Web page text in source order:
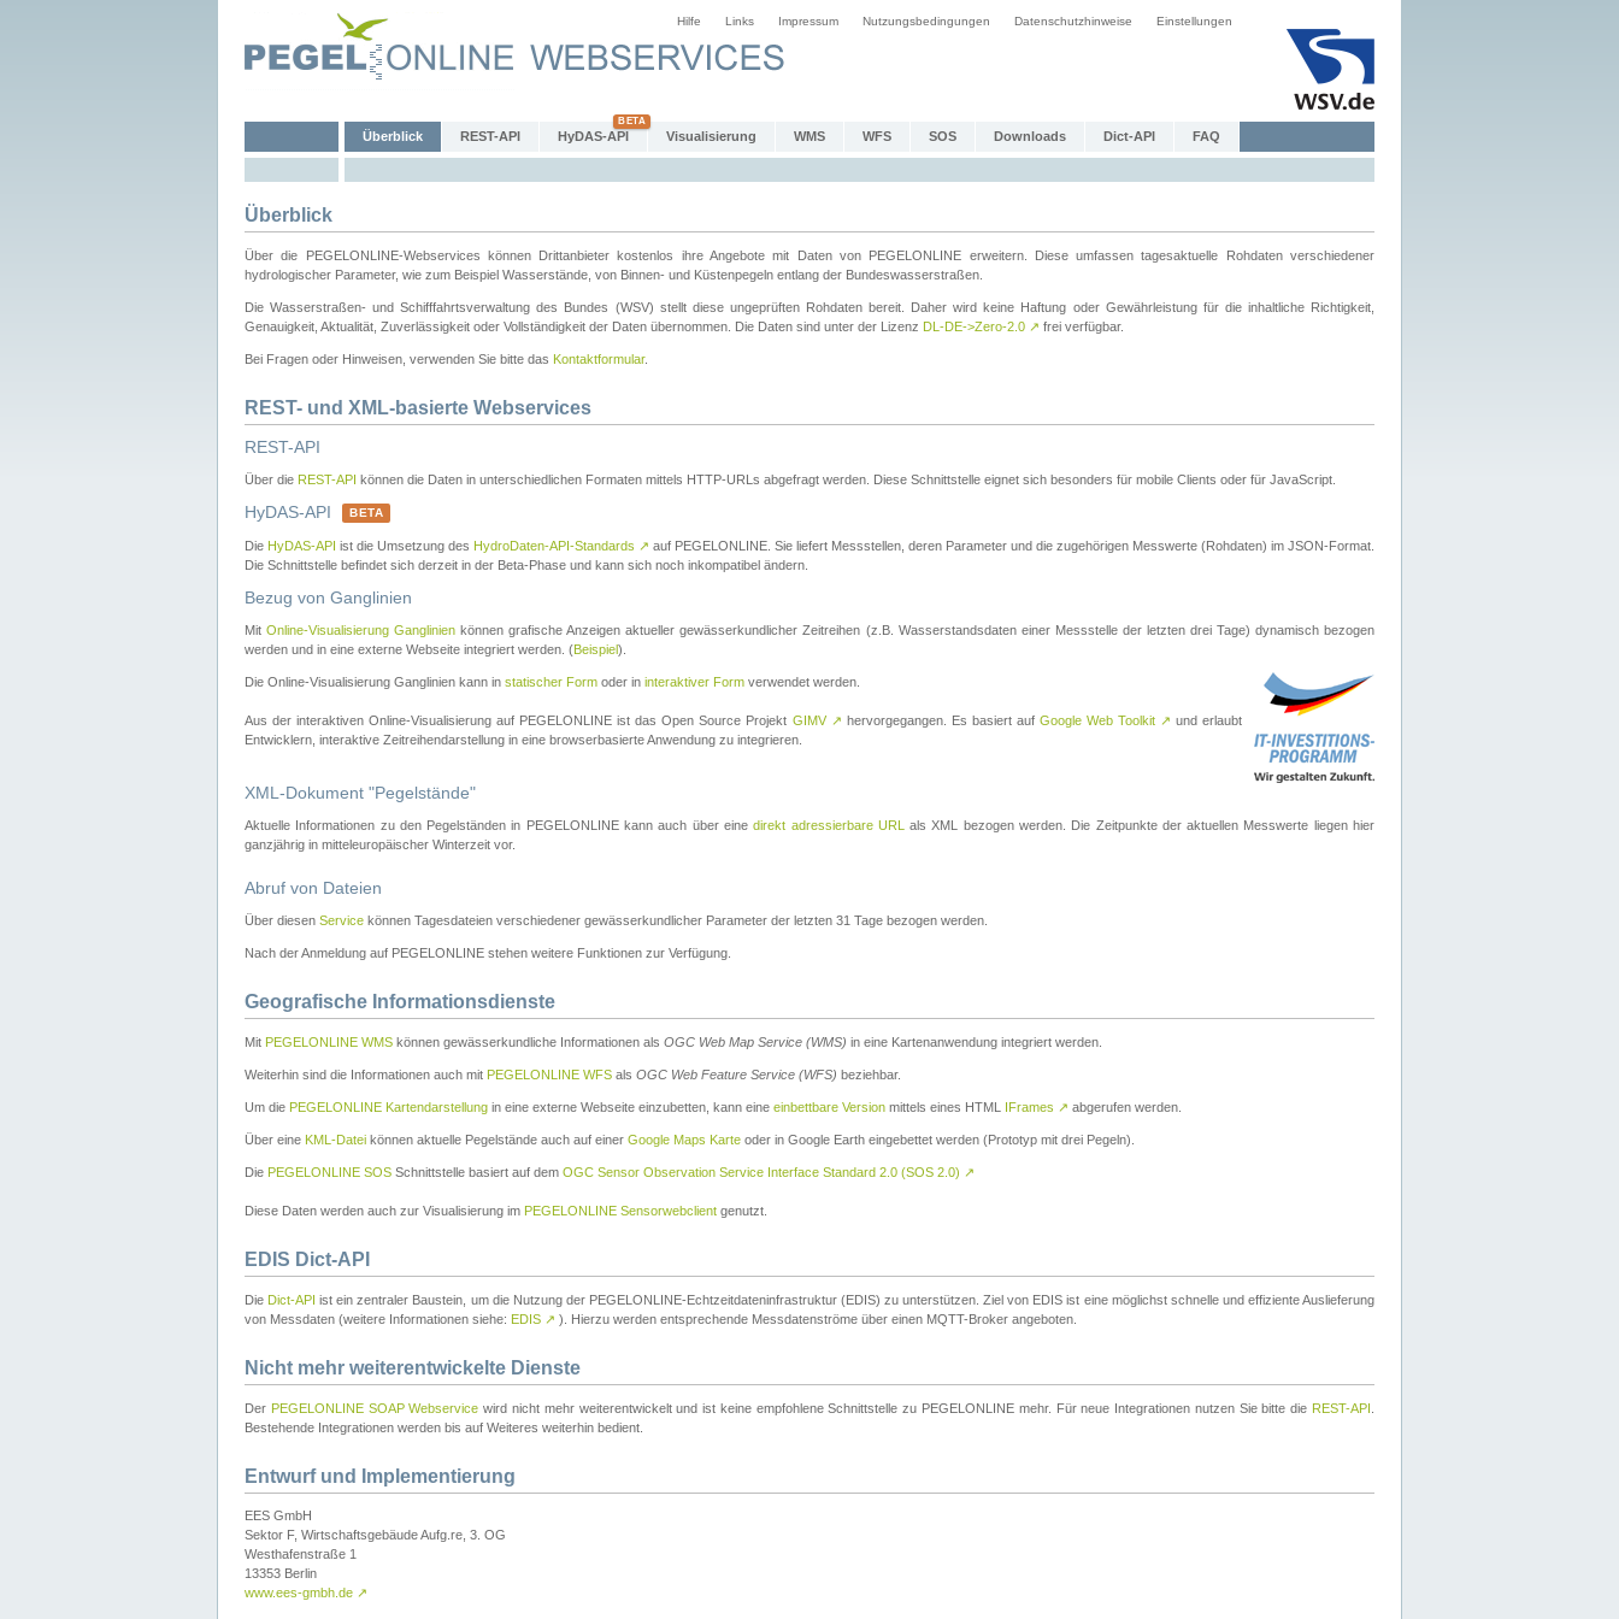
Hilfe Links Impressum Nutzungsbedingungen Datenschutzhinweise Einstellungen
Überblick REST-API HyDAS-API Visualisierung WMS WFS SOS Downloads Dict-API FAQ
Überblick
Über die PEGELONLINE-Webservices können Drittanbieter kostenlos ihre Angebote mit Daten von PEGELONLINE erweitern. Diese umfassen tagesaktuelle Rohdaten verschiedener
hydrologischer Parameter, wie zum Beispiel Wasserstände, von Binnen- und Küstenpegeln entlang der Bundeswasserstraßen.
Die Wasserstraßen- und Schifffahrtsverwaltung des Bundes (WSV) stellt diese ungeprüften Rohdaten bereit. Daher wird keine Haftung oder Gewährleistung für die inhaltliche Richtigkeit,
Genauigkeit, Aktualität, Zuverlässigkeit oder Vollständigkeit der Daten übernommen. Die Daten sind unter der Lizenz DL-DE->Zero-2.0 ↗ frei verfügbar.
Bei Fragen oder Hinweisen, verwenden Sie bitte das Kontaktformular.
REST- und XML-basierte Webservices
REST-API
Über die REST-API können die Daten in unterschiedlichen Formaten mittels HTTP-URLs abgefragt werden. Diese Schnittstelle eignet sich besonders für mobile Clients oder für JavaScript.
HyDAS-API BETA
Die HyDAS-API ist die Umsetzung des HydroDaten-API-Standards ↗ auf PEGELONLINE. Sie liefert Messstellen, deren Parameter und die zugehörigen Messwerte (Rohdaten) im JSON-Format.
Die Schnittstelle befindet sich derzeit in der Beta-Phase und kann sich noch inkompatibel ändern.
Bezug von Ganglinien
MitOnline-Visualisierung Ganglinien können grafische Anzeigen aktueller gewässerkundlicher Zeitreihen (z.B. Wasserstandsdaten einer Messstelle der letzten drei Tage) dynamisch bezogen
werden und in eine externe Webseite integriert werden. (Beispiel).
Die Online-Visualisierung Ganglinien kann in statischer Form oder in interaktiver Form verwendet werden.
Aus der interaktiven Online-Visualisierung auf PEGELONLINE ist das Open Source Projekt GIMV ↗ hervorgegangen. Es basiert auf Google Web Toolkit ↗ und erlaubt
Entwicklern, interaktive Zeitreihendarstellung in eine browserbasierte Anwendung zu integrieren.
XML-Dokument "Pegelstände"
Aktuelle Informationen zu den Pegelständen in PEGELONLINE kann auch über einedirekt adressierbare URL
als XML bezogen werden. Die Zeitpunkte der aktuellen Messwerte liegen hier
ganzjährig in mitteleuropäischer Winterzeit vor.
Abruf von Dateien
Über diesen Service können Tagesdateien verschiedener gewässerkundlicher Parameter der letzten 31 Tage bezogen werden.
Nach der Anmeldung auf PEGELONLINE stehen weitere Funktionen zur Verfügung.
Geografische Informationsdienste
Mit PEGELONLINE WMS können gewässerkundliche Informationen als OGC Web Map Service (WMS) in eine Kartenanwendung integriert werden.
Weiterhin sind die Informationen auch mit PEGELONLINE WFS als OGC Web Feature Service (WFS) beziehbar.
Um die PEGELONLINE Kartendarstellung in eine externe Webseite einzubetten, kann eine einbettbare Version mittels eines HTML IFrames ↗ abgerufen werden.
Über eine KML-Datei können aktuelle Pegelstände auch auf einer Google Maps Karte oder in Google Earth eingebettet werden (Prototyp mit drei Pegeln).
Die PEGELONLINE SOS Schnittstelle basiert auf dem OGC Sensor Observation Service Interface Standard 2.0 (SOS 2.0) ↗
Diese Daten werden auch zur Visualisierung im PEGELONLINE Sensorwebclient genutzt.
EDIS Dict-API
Die Dict-API ist ein zentraler Baustein, um die Nutzung der PEGELONLINE-Echtzeitdateninfrastruktur (EDIS) zu unterstützen. Ziel von EDIS ist eine möglichst schnelle und effiziente Auslieferung
von Messdaten (weitere Informationen siehe: EDIS ↗ ). Hierzu werden entsprechende Messdatenströme über einen MQTT-Broker angeboten.
Nicht mehr weiterentwickelte Dienste
Der PEGELONLINE SOAP Webservice wird nicht mehr weiterentwickelt und ist keine empfohlene Schnittstelle zu PEGELONLINE mehr. Für neue Integrationen nutzen Sie bitte die REST-API
Bestehende Integrationen werden bis auf Weiteres weiterhin bedient.
Entwurf und Implementierung
EES GmbH
Sektor F, Wirtschaftsgebäude Aufg.re, 3. OG
Westhafenstraße 1
13353 Berlin
www.ees-gmbh.de ↗